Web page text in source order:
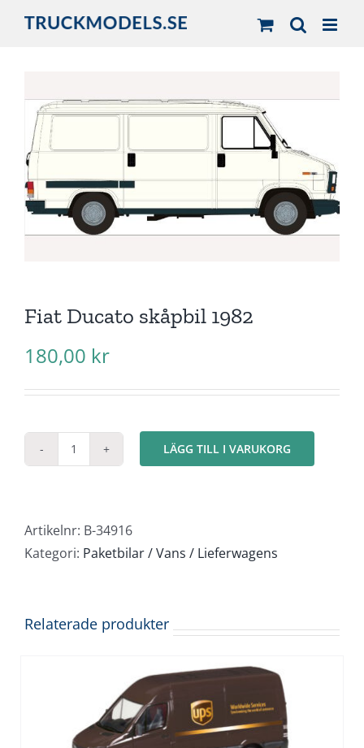
Fiat Ducato skåpbil 1982
180,00 kr
Fiat
1982
mängd
LÄGG TILL I VARUKORG
Artikelnr: B-34916
Kategori: Paketbilar / Vans / Lieferwagens
Relaterade produkter